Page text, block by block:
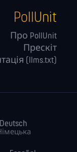
PollUnit
Про PollUnit
Прескіт
(llms.txt)
Deutsch